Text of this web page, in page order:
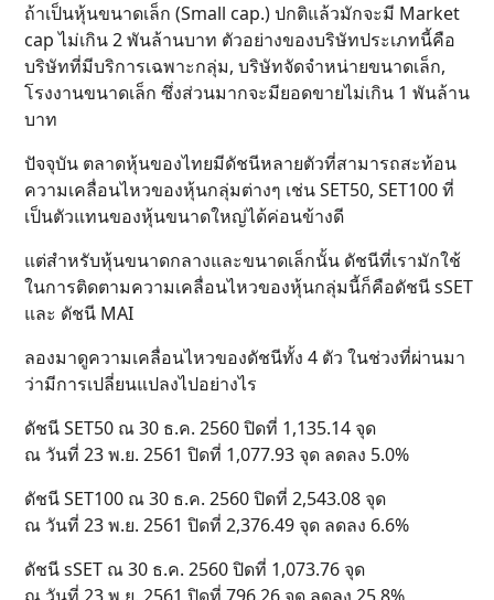
ถ้าเป็นหุ้นขนาดเล็ก (Small cap.) ปกติแล้วมักจะมี Market
cap ไม่เกิน 2 พันล้านบาท ตัวอย่างของบริษัทประเภทนี้คือ
บริษัทที่มีบริการเฉพาะกลุ่ม, บริษัทจัดจำหน่ายขนาดเล็ก,
โรงงานขนาดเล็ก ซึ่งส่วนมากจะมียอดขายไม่เกิน 1 พันล้าน
บาท
ปัจจุบัน ตลาดหุ้นของไทยมีดัชนีหลายตัวที่สามารถสะท้อน
ความเคลื่อนไหวของหุ้นกลุ่มต่างๆ เช่น SET50, SET100 ที่
เป็นตัวแทนของหุ้นขนาดใหญ่ได้ค่อนข้างดี
แต่สำหรับหุ้นขนาดกลางและขนาดเล็กนั้น ดัชนีที่เรามักใช้
ในการติดตามความเคลื่อนไหวของหุ้นกลุ่มนี้ก็คือดัชนี sSET
และ ดัชนี MAI
ลองมาดูความเคลื่อนไหวของดัชนีทั้ง 4 ตัว ในช่วงที่ผ่านมา
ว่ามีการเปลี่ยนแปลงไปอย่างไร
ดัชนี SET50 ณ 30 ธ.ค. 2560 ปิดที่ 1,135.14 จุด
ณ วันที่ 23 พ.ย. 2561 ปิดที่ 1,077.93 จุด ลดลง 5.0%
ดัชนี SET100 ณ 30 ธ.ค. 2560 ปิดที่ 2,543.08 จุด
ณ วันที่ 23 พ.ย. 2561 ปิดที่ 2,376.49 จุด ลดลง 6.6%
ดัชนี sSET ณ 30 ธ.ค. 2560 ปิดที่ 1,073.76 จุด